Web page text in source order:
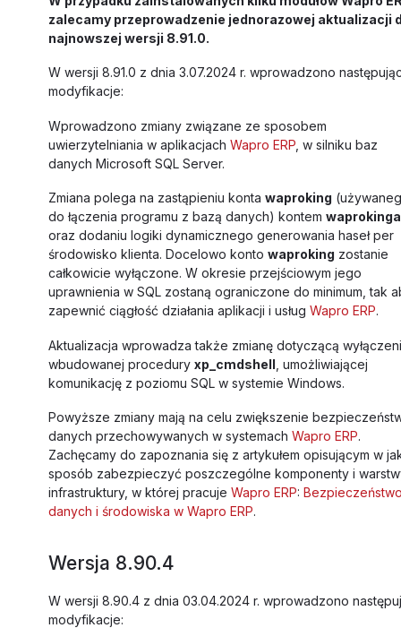
zalecamy przeprowadzenie jednorazowej aktualizacji
najnowszej wersji 8.91.0.
W wersji 8.91.0 z dnia 3.07.2024 r. wprowadzono
modyfikacje:
Wprowadzono zmiany związane ze sposobem
uwierzytelniania w aplikacjach Wapro ERP , w silniku baz
danych Microsoft SQL Server.
Zmiana polega na zastąpieniu konta waproking
do łączenia programu z bazą danych) kontem
oraz dodaniu logiki dynamicznego generowania haseł per
środowisko klienta. Docelowo konto waproking zostanie
całkowicie wyłączone. W okresie przejściowym jego
uprawnienia w SQL zostaną ograniczone do minimum, tak
zapewnić ciągłość działania aplikacji i usług Wapro ERP.
Aktualizacja wprowadza także zmianę dotyczącą
wbudowanej procedury xp_cmdshell , umożliwiającej
komunikację z poziomu SQL w systemie Windows.
Powyższe zmiany mają na celu zwiększenie
danych przechowywanych w systemach Wapro ERP.
Zachęcamy do zapoznania się z artykułem opisującym w
sposób zabezpieczyć poszczególne komponenty i
infrastruktury, w której pracuje Wapro ERP:
danych i środowiska w Wapro ERP.
Wersja 8.90.4
W wersji 8.90.4 z dnia 03.04.2024 r. wprowadzono
modyfikacje: